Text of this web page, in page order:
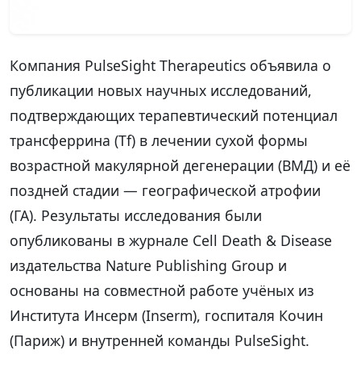
Компания PulseSight Therapeutics объявила о
публикации новых научных исследований,
подтверждающих терапевтический потенциал
трансферрина (Tf) в лечении сухой формы
возрастной макулярной дегенерации (ВМД) и её
поздней стадии — географической атрофии
(ГА). Результаты исследования были
опубликованы в журнале Cell Death & Disease
издательства Nature Publishing Group и
основаны на совместной работе учёных из
Института Инсерм (Inserm), госпиталя Кочин
(Париж) и внутренней команды PulseSight.